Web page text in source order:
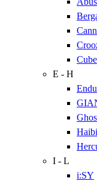
Cube
E - H
I - L
i:SY